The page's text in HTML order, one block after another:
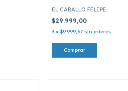
EL CABALLO FELIPE
$29.999,00
3 x $9.999,67 sin interés